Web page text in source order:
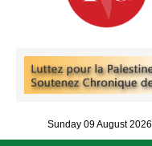
Sunday 09 August 2026